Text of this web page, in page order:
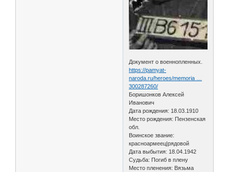
Документ о военнопленных.
https://pamyat-
naroda.ru/heroes/memoria …
300287260/
Боришонков Алексей
Иванович
Дата рождения: 18.03.1910
Место рождения: Пензенская
обл.
Воинское звание:
красноармеец|рядовой
Дата выбытия: 18.04.1942
Судьба: Погиб в плену
Место пленения: Вязьма